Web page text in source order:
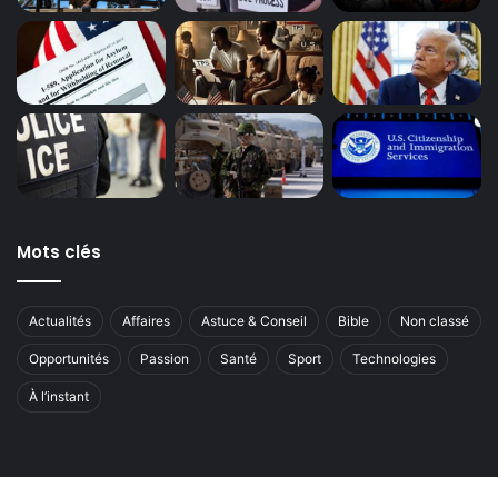
Mots clés
Actualités Affaires Astuce & Conseil Bible Non classé
Opportunités Passion Santé Sport Technologies
À l’instant